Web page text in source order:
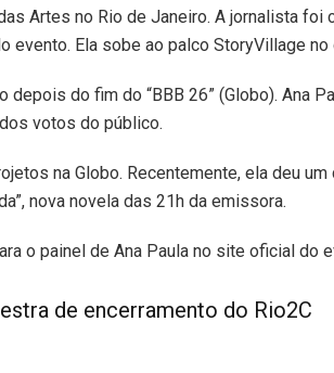
Artes no Rio de Janeiro. A jornalista foi
evento. Ela sobe ao palco StoryVillage no
do fim do “BBB 26” (Globo). Ana
votos do público.
na Globo. Recentemente, ela deu
nova novela das 21h da emissora.
o painel de Ana Paula no site oficial do
de encerramento do Rio2C